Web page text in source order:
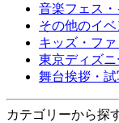
音楽フェス・
その他のイベ
キッズ・フ
東京ディズニ
舞台挨拶・試
カテゴリーから探